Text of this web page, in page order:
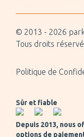
© 2013 - 2026
Tous droits
Politique de
Sûr et fiable
Depuis 2013, nous
options de